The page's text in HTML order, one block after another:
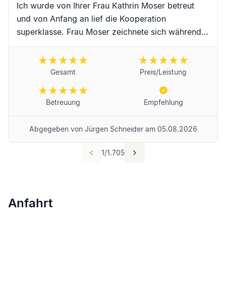
1/1.705
Ich wurde von Ihrer Frau Kathrin Moser betreut
und von Anfang an lief die Kooperation
superklasse. Frau Moser zeichnete sich während
der Begleitung durch hervorragende Kompetenz,
erstklassige Zuverlässigkeit, Schnelligkeit und
absoluter Freundlichkeit sowie
Einfühlungsvermögen aus. Vielen Dank an Frau
Moser und das Team für die erstklassige
Zeit. Für Frau Moser und das Unternehmen
selbstredend weiterempfehlen! Beste Grüße aus
Gesamt Preis/Leistung
Betreuung Empfehlung
Abgegeben von Jürgen Schneideram 05.08.2026
Anfahrt